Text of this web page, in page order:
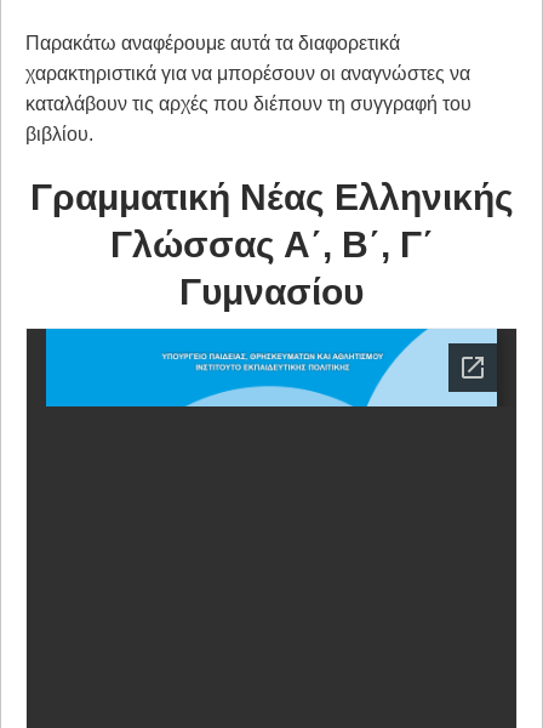
Παρακάτω αναφέρουμε αυτά τα διαφορετικά
χαρακτηριστικά για να μπορέσουν οι αναγνώστες να
καταλάβουν τις αρχές που διέπουν τη συγγραφή του
βιβλίου.
Γραμματική Νέας Ελληνικής
Γλώσσας Α΄, Β΄, Γ΄
Γυμνασίου